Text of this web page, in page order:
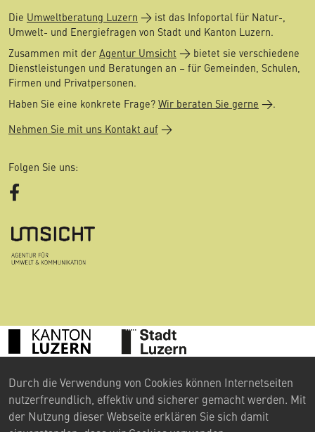
Die Umweltberatung Luzern
ist das Infoportal für Natur-,
Umwelt- und Energiefragen von Stadt und Kanton Luzern.
Zusammen mit der Agentur Umsicht
bietet sie verschiedene
Dienstleistungen und Beratungen an – für Gemeinden, Schulen,
Firmen und Privatpersonen.
Haben Sie eine konkrete Frage? Wir beraten Sie gerne
.
Nehmen Sie mit uns Kontakt auf
Folgen Sie uns:
©2024 Umweltberatung Luzern
Kontakt
Durch die Verwendung von Cookies können Internetseiten
nutzerfreundlich, effektiv und sicherer gemacht werden. Mit
der Nutzung dieser Webseite erklären Sie sich damit